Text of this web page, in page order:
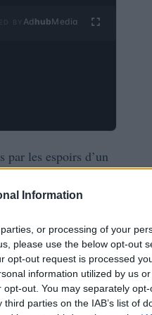
Information
or processing of your
please use the below opt-out
opt-out request is processed
information utilized by us
out. You may separately
parties on the IAB’s list of
Ad hubMedia
par les espoirs d’un
a eu un
du pétrole a
évoqué un« très
d’inflation et
asiatiques,